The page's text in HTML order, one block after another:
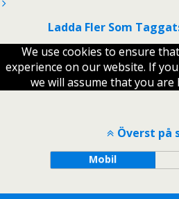
Ladda Fler Som
We use cookies to ensure
experience on our website. If
we will assume that you are
Överst på
Mobil